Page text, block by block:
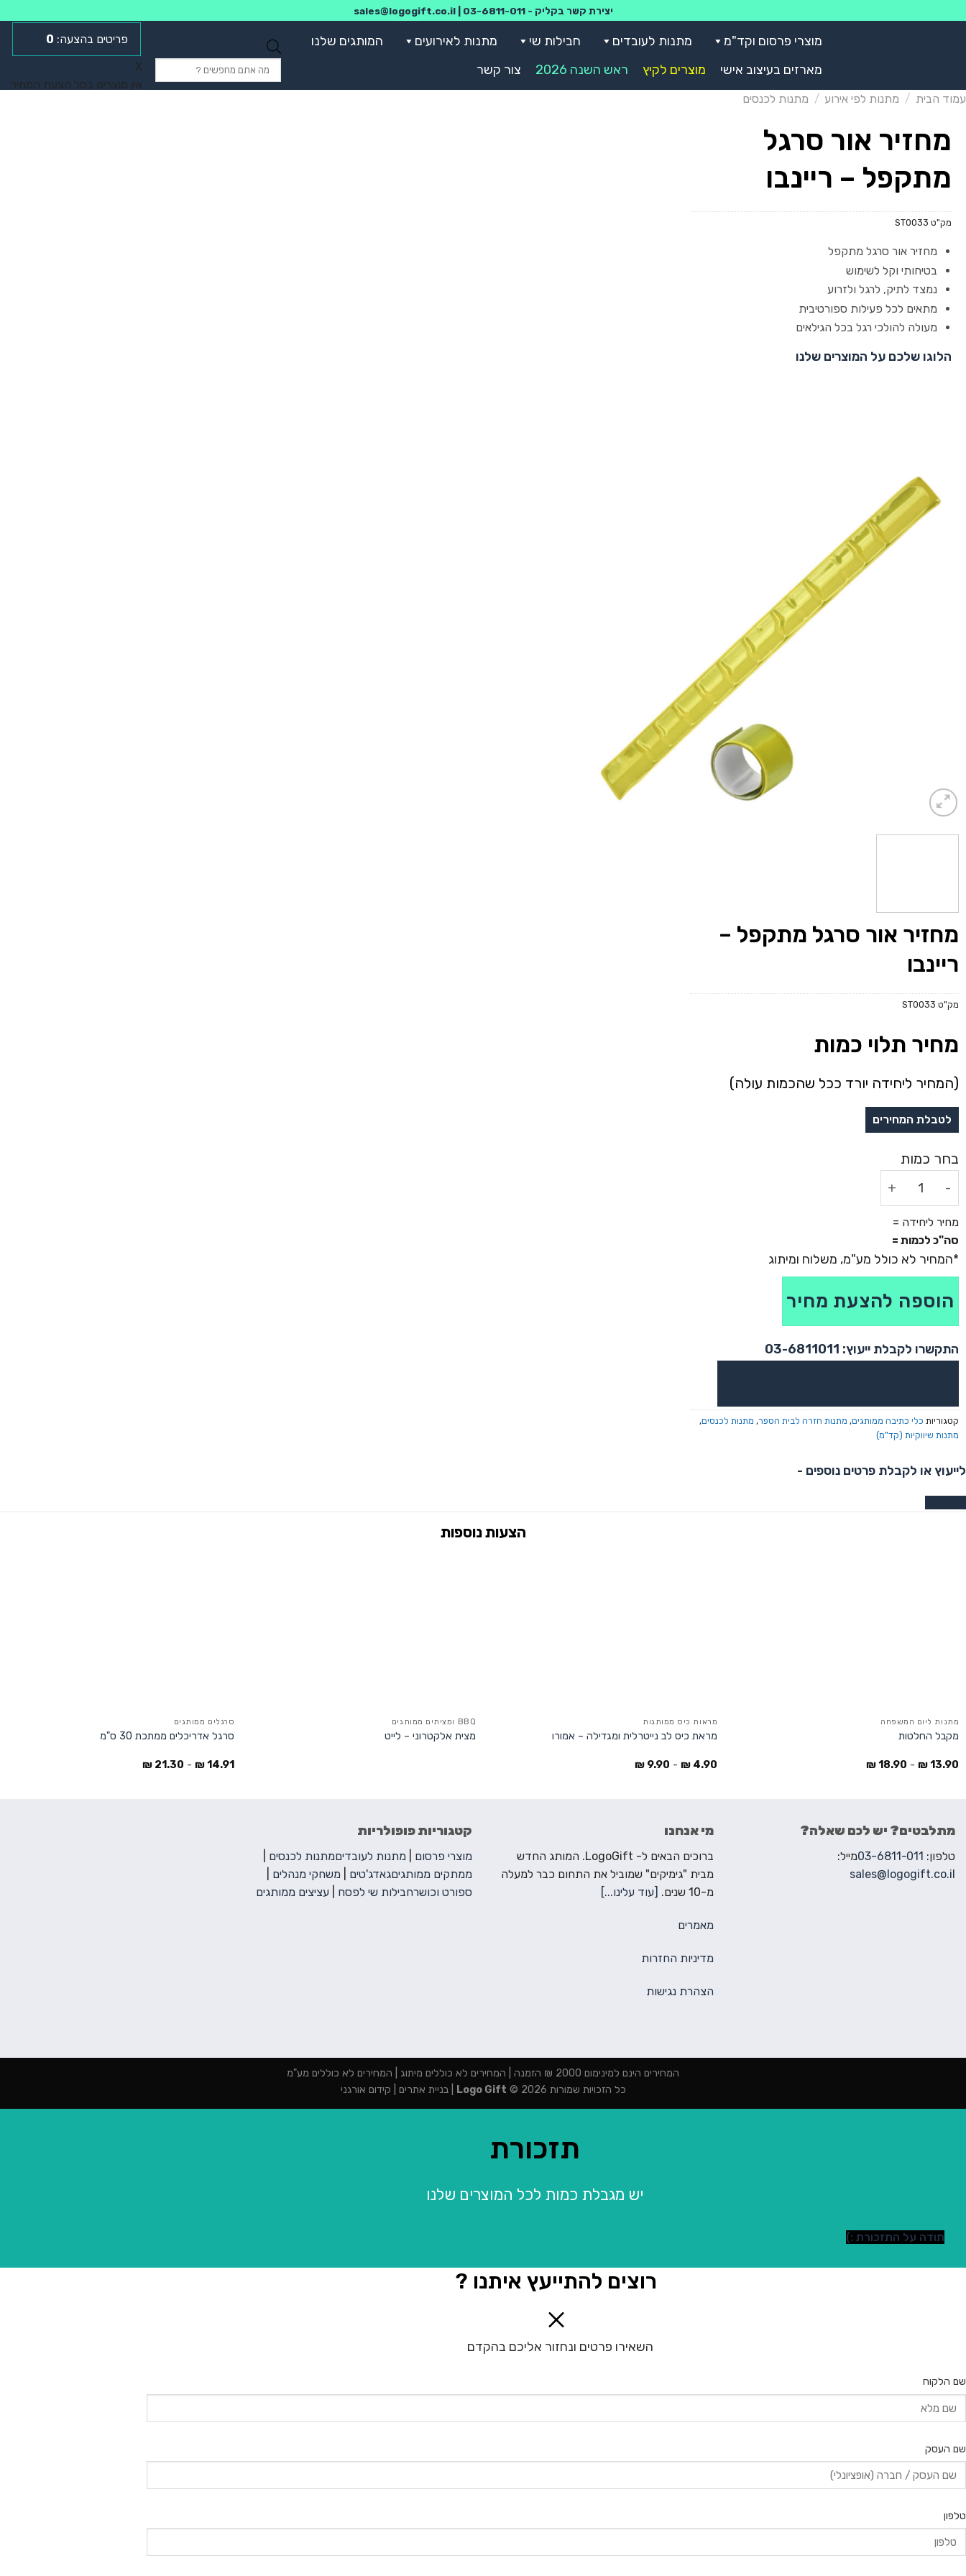
יצירת קשר בקליק -03-6811-011
|
sales@logogift.co.il
מוצרי פרסום וקד"מ מתנות לעובדים חבילות שי מתנות לאירועים
המותגים שלנו
מארזים בעיצוב אישי
מוצרים לקיץ ראש השנה 2026 צור קשר
0
X
אין מוצרים בסל הצעת המחיר
עמוד הבית / מתנות לפי אירוע / מתנות לכנסים
מחזיר אור סרגל
מתקפל – ריינבו
מק"ט ST0033
מחזיר אור סרגל מתקפל
בטיחותי וקל לשימוש
נמצד לתיק, לרגל ולזרוע
מתאים לכל פעילות ספורטיבית
מעולה להולכי רגל בכל הגילאים
הלוגו שלכם על המוצרים שלנו
מחזיר אור סרגל מתקפל –
ריינבו
מק"ט ST0033
מחיר תלוי כמות
(המחיר ליחידה יורד ככל שהכמות עולה)
סה"כ לכמות =
מחיר ליחידה =
הוספה להצעת מחיר
התקשרו לקבלת ייעוץ: 03-6811011
קטגוריות כלי כתיבה ממותגים, מתנות חזרה לבית הספר, מתנות לכנסים,
מתנות שיווקיות (קד"מ)
לייעוץ או לקבלת פרטים נוספים -
מתנות ליום המשפחה
מקבל החלטות
13.90
₪
-
18.90
₪
מראות כיס ממותגות
מראת כיס לב נייטרלית ומגדילה – אמורו
4.90
₪
-
9.90
₪
BBQ ומציתים ממותגים
מצית אלקטרוני – לייט
סרגלים ממותגים
סרגל אדריכלים ממתכת 30 ס"מ
14.91
₪
-
21.30
₪
מתלבטים? יש לכם שאלה?
טלפון: 03-6811-011מייל:
sales@logogift.co.il
מי אנחנו
ברוכים הבאים ל- LogoGift. המותג החדש
מבית "גימיקים" שמוביל את התחום כבר למעלה
מ-10 שנים.
[עוד עלינו...]
מאמרים
מדיניות החזרות
הצהרת נגישות
קטגוריות פופולריות
מוצרי פרסום מתנות לעובדיםמתנות לכנסים
ממתקים ממותגיםגאדג'טים משחקי מנהלים
ספורט וכושרחבילות שי לפסח עציצים ממותגים
המחירים הינם למינימום 2000 ₪ הזמנה | המחירים לא כוללים מיתוג | המחירים לא כוללים מע"מ
כל הזכויות שמורות 2026 ©
Logo Gift
|בניית אתרים קידום אורגני
תזכורת
יש מגבלת כמות לכל המוצרים שלנו
תודה על התזכורת :)
רוצים להתייעץ איתנו ?
השאירו פרטים ונחזור אליכם בהקדם
שם הלקוח
שם העסק
טלפון